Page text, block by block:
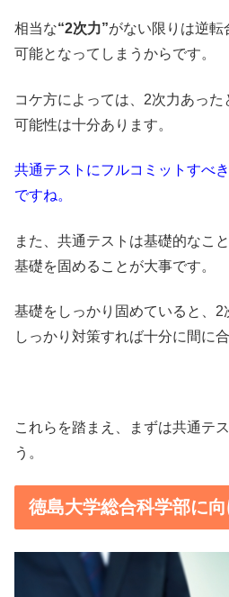
相当な“2次力”がない限りは逆転
可能となってしまうからです。
コケ方によっては、2次力あっ
可能性は十分あります。
共通テストにフルコミットすべ
ですね。
また、共通テストは基礎的なこ
基礎を固めることが大事です。
基礎をしっかり固めていると、2
しっかり対策すれば十分に間に合
これらを踏まえ、まずは共通テ
う。
徳島大学総合科学部に